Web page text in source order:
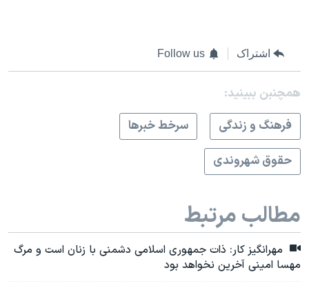
اشتراک Follow us
همچنبن ببینید:
فرهنگ و زندگی
سرخط خبرها
حقوق شهروندی
مطالب مرتبط
مهرانگیز کار: ذات جمهوری اسلامی دشمنی با زنان است و مرگ
مهسا امینی آخرین نخواهد بود